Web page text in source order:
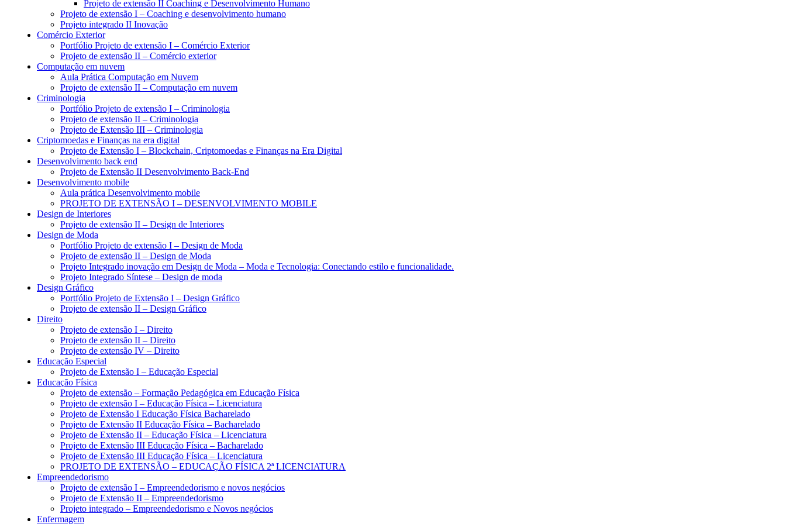
Projeto de extensão II Coaching e Desenvolvimento Humano
Projeto de extensão I – Coaching e desenvolvimento humano
Projeto integrado II Inovação
Comércio Exterior
Portfólio Projeto de extensão I – Comércio Exterior
Projeto de extensão II – Comércio exterior
Computação em nuvem
Aula Prática Computação em Nuvem
Projeto de extensão II – Computação em nuvem
Criminologia
Portfólio Projeto de extensão I – Criminologia
Projeto de extensão II – Criminologia
Projeto de Extensão III – Criminologia
Criptomoedas e Finanças na era digital
Projeto de Extensão I – Blockchain, Criptomoedas e Finanças na Era Digital
Desenvolvimento back end
Projeto de Extensão II Desenvolvimento Back-End
Desenvolvimento mobile
Aula prática Desenvolvimento mobile
PROJETO DE EXTENSÃO I – DESENVOLVIMENTO MOBILE
Design de Interiores
Projeto de extensão II – Design de Interiores
Design de Moda
Portfólio Projeto de extensão I – Design de Moda
Projeto de extensão II – Design de Moda
Projeto Integrado inovação em Design de Moda – Moda e Tecnologia: Conectando estilo e funcionalidade.
Projeto Integrado Síntese – Design de moda
Design Gráfico
Portfólio Projeto de Extensão I – Design Gráfico
Projeto de extensão II – Design Gráfico
Direito
Projeto de extensão I – Direito
Projeto de extensão II – Direito
Projeto de extensão IV – Direito
Educação Especial
Projeto de Extensão I – Educação Especial
Educação Física
Projeto de extensão – Formação Pedagógica em Educação Física
Projeto de extensão I – Educação Física – Licenciatura
Projeto de Extensão I Educação Física Bacharelado
Projeto de Extensão II Educação Física – Bacharelado
Projeto de Extensão II – Educação Física – Licenciatura
Projeto de Extensão III Educação Física – Bacharelado
Projeto de Extensão III Educação Física – Licenciatura
PROJETO DE EXTENSÃO – EDUCAÇÃO FÍSICA 2ª LICENCIATURA
Empreendedorismo
Projeto de extensão I – Empreendedorismo e novos negócios
Projeto de Extensão II – Empreendedorismo
Projeto integrado – Empreendedorismo e Novos negócios
Enfermagem